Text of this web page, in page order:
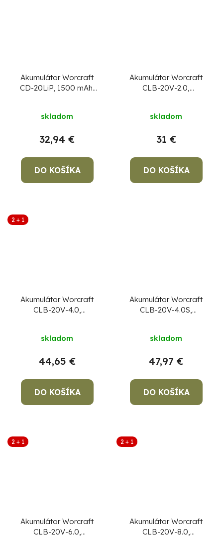
Akumulátor Worcraft
CD-20LiP, 1500 mAh,
skladom
32,94 €
DO KOŠÍKA
Akumulátor Worcraft
CLB-20V-2.0,
hodnotenie
je
4,3
z
5
skladom
31 €
DO KOŠÍKA
2 + 1
Akumulátor Worcraft
CLB-20V-4.0,
skladom
44,65 €
DO KOŠÍKA
Akumulátor Worcraft
CLB-20V-4.0S,
funkcia powerbank
skladom
47,97 €
DO KOŠÍKA
2 + 1
Akumulátor Worcraft
CLB-20V-6.0,
2 + 1
Akumulátor Worcraft
CLB-20V-8.0,